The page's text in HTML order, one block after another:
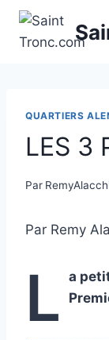
Aller
contenu
QUARTIERS
LES 3
Par
Par Remy
L a